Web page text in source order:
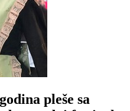
pleše sa